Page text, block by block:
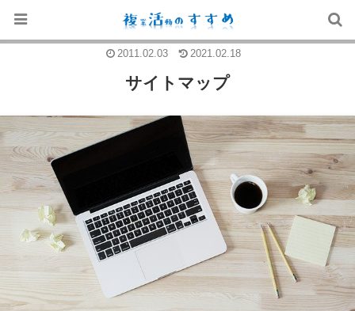
サイトマップ
2011.02.03 2021.02.18